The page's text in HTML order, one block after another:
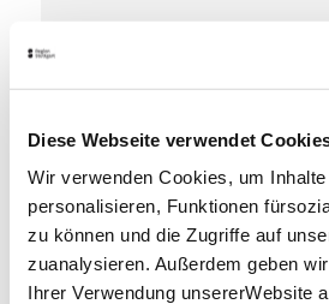
Diese Webseite verwendet
Wir verwenden Cookies, um
personalisieren, Funktionen
zu können und die Zugriffe auf
zuanalysieren. Außerdem geben
Ihrer Verwendung unsererWebsite
0711 / 55340 - 330
event@grm-locations.com
www.grm-locations.com
WEITEREMPFEHLEN